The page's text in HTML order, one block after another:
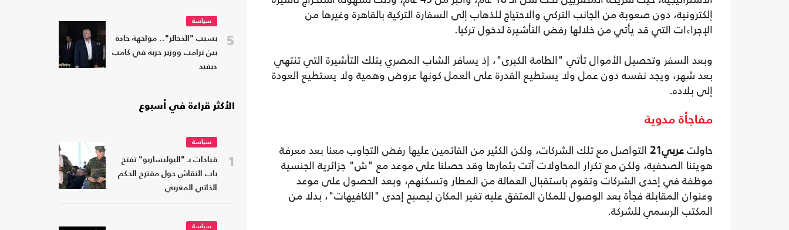
إلكترونية، دون صعوبة من الجانب التركي والاحتياج للذهاب إلى السفارة التركية بالقاهرة وغيرها من
الإجراءات التي قد يأتي من خلالها رفض التأشيرة لدخول تركيا.
وبعد السفر وتحصيل الأموال تأتي "الطامة الكبرى"، إذ يسافر الشاب المصري بتلك التأشيرة التي تنتهي
بعد شهر، ويجد نفسه دون عمل ولا يستطيع القدرة على العمل كونها عروض وهمية ولا يستطيع العودة
إلى بلاده.
مفاجأة مدوية
حاولتعربي21
التواصل مع تلك الشركات، ولكن الكثير من القائمين عليها رفض التجاوب معنا بعد معرفة
هويتنا الصحفية، ولكن مع تكرار المحاولات آتت بثمارها وقد حصلنا على موعد مع "ش" جزائرية الجنسية
موظفة في إحدى الشركات وتقوم باستقبال العمالة من المطار وتسكنهم، وبعد الحصول على موعد
وعنوان المقابلة فجأة بعد الوصول للمكان المتفق عليه تغير المكان ليصبح إحدى "الكافيهات"، بدلا من
المكتب الرسمي للشركة.
5
سياسة
بسبب "الذخائر".. مواجهة حادة
بين ترامب ووزير حربه في كامب
ديفيد
الأكثر قراءة في أسبوع
1
سياسة
قيادات بـ "البوليساريو" تفتح
باب النقاش حول مقترح الحكم
الذاتي المغربي
سياسة